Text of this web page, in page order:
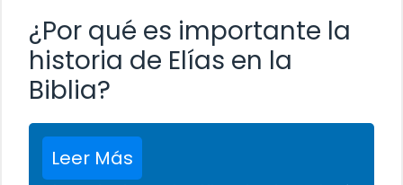
¿Por qué es importante la
historia de Elías en la
Biblia?
Leer Más